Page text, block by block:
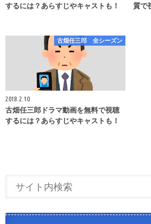
するには？あらすじやキャストも！
質で
古畑任三郎 全シーズン
2018.2.10
古畑任三郎ドラマ動画を無料で視聴
するには？あらすじやキャストも！